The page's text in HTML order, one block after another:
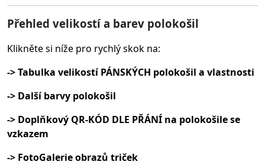
Přehled velikostí a barev polokošil
Klikněte si níže pro rychlý skok na:
-> Tabulka velikostí PÁNSKÝCH polokošil a vlastnosti
-> Další barvy polokošil
-> Doplňkový QR-KÓD DLE PŘÁNÍ na polokošile se
vzkazem
-> FotoGalerie obrazů triček